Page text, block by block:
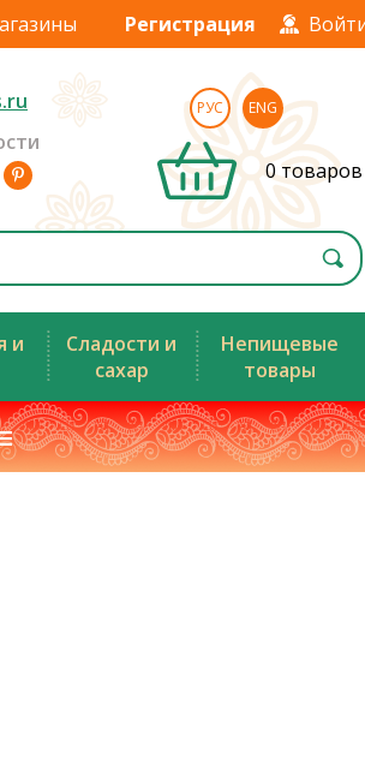
Регистрация
РУС ENG
0 товаров
и
Сладости и
сахар
Непищевые
товары